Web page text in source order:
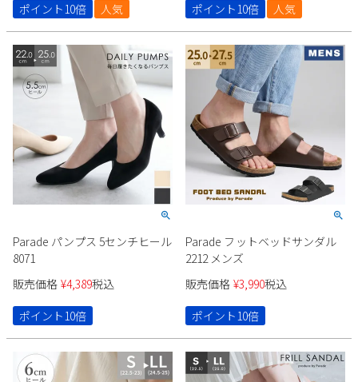
ポイント10倍
人気
ポイント10倍
人気
Parade パンプス 5センチヒール
8071
販売価格 ¥4,389税込
ポイント10倍
Parade フットベッドサンダル
2212 メンズ
販売価格 ¥3,990税込
ポイント10倍